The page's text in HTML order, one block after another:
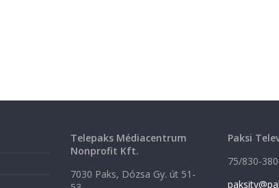
Telepaks Médiacentrum
Nonprofit Kft.
7030 Paks, Dózsa Gy. út 51-
Paksi
75/830-380